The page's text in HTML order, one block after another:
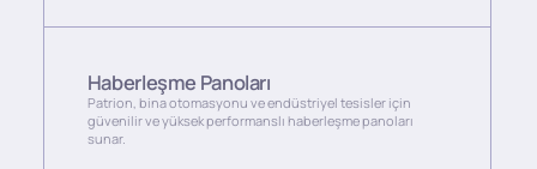
Haberleşme Panoları
Patrion, bina otomasyonu ve endüstriyel tesisler için
güvenilir ve yüksek performanslı haberleşme panoları
sunar.